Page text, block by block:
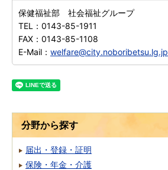
保健福祉部 社会福祉グループ
TEL： 0143-85-1911
FAX： 0143-85-1108
E-Mail： welfare@city.noboribetsu.lg.jp
分野から探す
届出・登録・証明
保険・年金・介護